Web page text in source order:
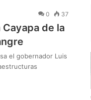
0 37
de la
el gobernador Luis